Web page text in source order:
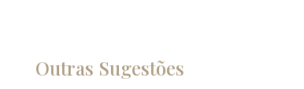
Outras Sugestões